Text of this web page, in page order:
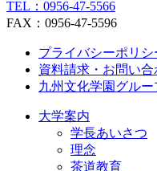
TEL：0956-47-5566
FAX：0956-47-5596
プライバシーポリシ
資料請求・お問い合
九州文化学園グルー
大学案内
学長あいさつ
理念
茶道教育